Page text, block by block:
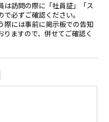
訪問の際に「社員証」「ス
必ずご確認ください。
際には事前に掲示板での告知
ますので、併せてご確認く